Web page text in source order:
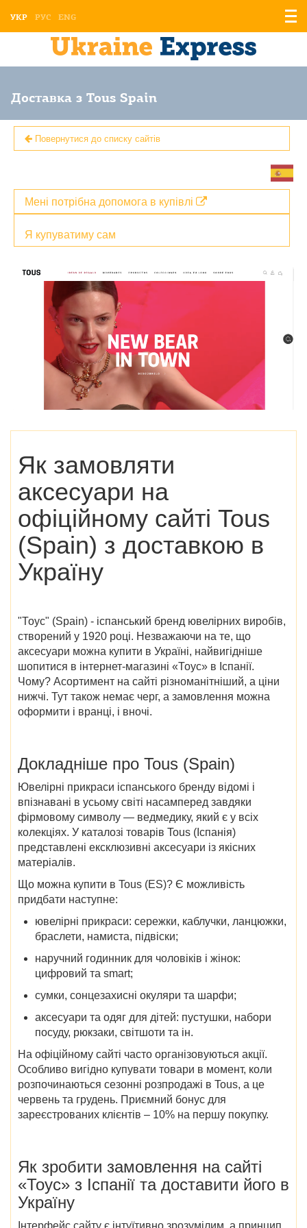
УКР РУС ENG
Доставка з Tous Spain
Повернутися до списку сайтів
Я купуватиму сам
Мені потрібна допомога в купівлі
Як замовляти
аксесуари на
офіційному сайті Tous
(Spain) з доставкою в
Україну
"Тоус" (Spain) - іспанський бренд ювелірних виробів,
створений у 1920 році. Незважаючи на те, що
аксесуари можна купити в Україні, найвигідніше
шопитися в інтернет-магазині «Тоус» в Іспанії.
Чому? Асортимент на сайті різноманітніший, а ціни
нижчі. Тут також немає черг, а замовлення можна
оформити і вранці, і вночі.
Докладніше про Tous (Spain)
Ювелірні прикраси іспанського бренду відомі і
впізнавані в усьому світі насамперед завдяки
фірмовому символу — ведмедику, який є у всіх
колекціях. У каталозі товарів Tous (Іспанія)
представлені ексклюзивні аксесуари із якісних
матеріалів.
Що можна купити в Tous (ES)? Є можливість
придбати наступне:
ювелірні прикраси: сережки, каблучки, ланцюжки,
браслети, намиста, підвіски;
наручний годинник для чоловіків і жінок:
цифровий та smart;
сумки, сонцезахисні окуляри та шарфи;
аксесуари та одяг для дітей: пустушки, набори
посуду, рюкзаки, світшоти та ін.
На офіційному сайті часто організовуються акції.
Особливо вигідно купувати товари в момент, коли
розпочинаються сезонні розпродажі в Tous, а це
червень та грудень. Приємний бонус для
зареєстрованих клієнтів – 10% на першу покупку.
Як зробити замовлення на сайті
«Тоус» з Іспанії та доставити його в
Україну
Інтерфейс сайту є інтуїтивно зрозумілим, а принцип